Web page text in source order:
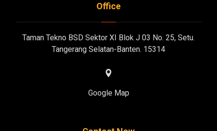
Office
Taman Tekno BSD Sektor XI Blok J 03 No. 25, Setu.
Tangerang Selatan-Banten. 15314
Google Map